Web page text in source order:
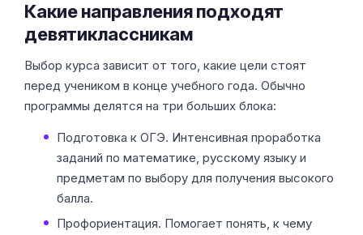
Какие направления подходят
девятиклассникам
Выбор курса зависит от того, какие цели стоят
перед учеником в конце учебного года. Обычно
программы делятся на три больших блока:
Подготовка к ОГЭ. Интенсивная проработка
заданий по математике, русскому языку и
предметам по выбору для получения высокого
балла.
Профориентация. Помогает понять, к чему